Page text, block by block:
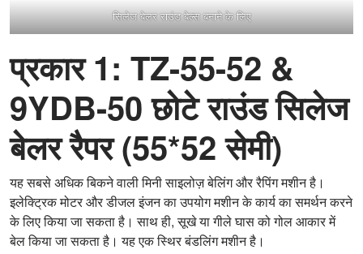
सिलेज बेलर राउंड बेल्स बनाने के लिए
प्रकार 1: TZ-55-52 &
9YDB-50 छोटे राउंड सिलेज
बेलर रैपर (55*52 सेमी)
यह सबसे अधिक बिकने वाली मिनी साइलोज़ बेलिंग और रैपिंग मशीन है।
इलेक्ट्रिक मोटर और डीजल इंजन का उपयोग मशीन के कार्य का समर्थन करने
के लिए किया जा सकता है। साथ ही, सूखे या गीले घास को गोल आकार में
बेल किया जा सकता है। यह एक स्थिर बंडलिंग मशीन है।